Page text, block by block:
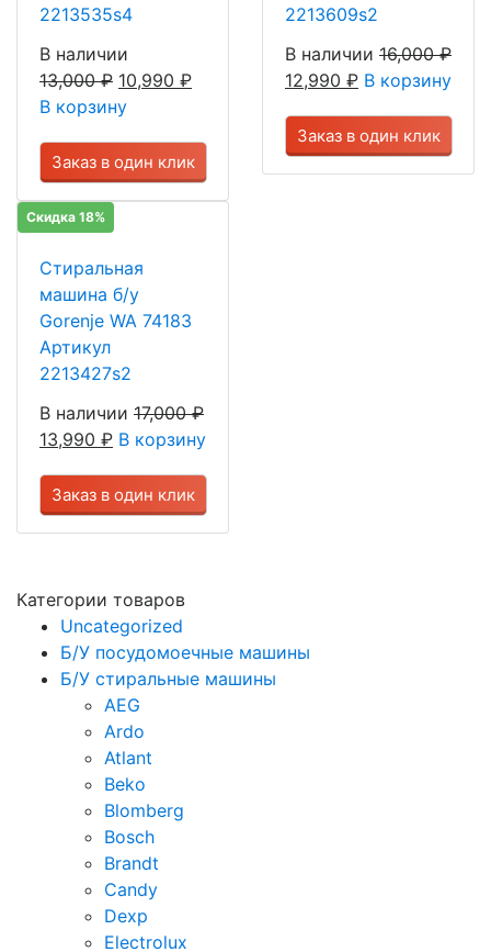
2213535s4
В наличии
13,000₽ 10,990 ₽
В корзину
Заказ в один клик
2213609s2
В наличии 16,000₽
12,990 ₽ В корзину
Заказ в один клик
Скидка 18%
Стиральная
машина б/у
Gorenje WA 74183
Артикул
2213427s2
В наличии 17,000₽
13,990 ₽ В корзину
Заказ в один клик
Категории товаров
Uncategorized
Б/У посудомоечные машины
Б/У стиральные машины
AEG
Ardo
Atlant
Beko
Blomberg
Bosch
Brandt
Candy
Dexp
Electrolux